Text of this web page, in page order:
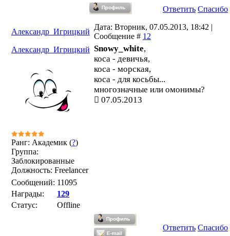
Ответить Спасибо
Александр_Игрицкий
Дата: Вторник, 07.05.2013, 18:42 |
Сообщение # 12
Александр_Игрицкий
Ранг: Академик (?)
Группа:
Заблокированные
Должность: Freelancer
Сообщений: 11095
Награды:
129
Статус:
Offline
Snowy_white,
коса - девичья,
коса - морская,
коса - для косьбы...
многозначные или омонимы?
07.05.2013
Ответить Спасибо